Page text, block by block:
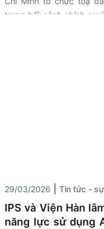
trong bối cảnh chính
29/03/2026 Tin tức -
IPS và Viện Hàn
năng lực sử dụng